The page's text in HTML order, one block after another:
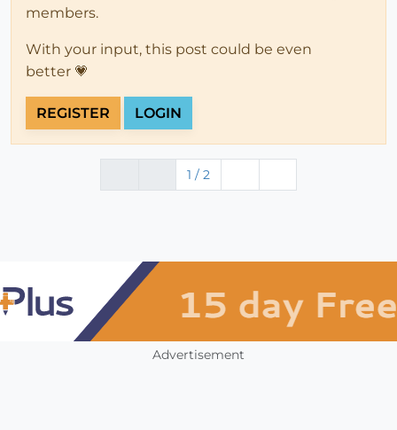
members.
With your input, this post could be even
better 💗
REGISTER LOGIN
1 / 2
Advertisement